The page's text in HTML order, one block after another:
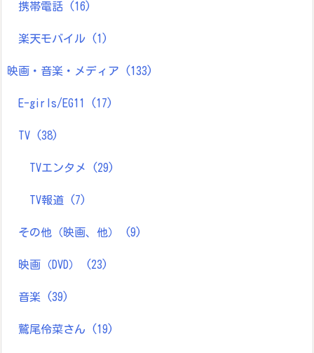
携帯電話 (16)
楽天モバイル (1)
映画・音楽・メディア (133)
E-girls/EG11 (17)
TV (38)
TVエンタメ (29)
TV報道 (7)
その他（映画、他） (9)
映画（DVD） (23)
音楽 (39)
鷲尾伶菜さん (19)